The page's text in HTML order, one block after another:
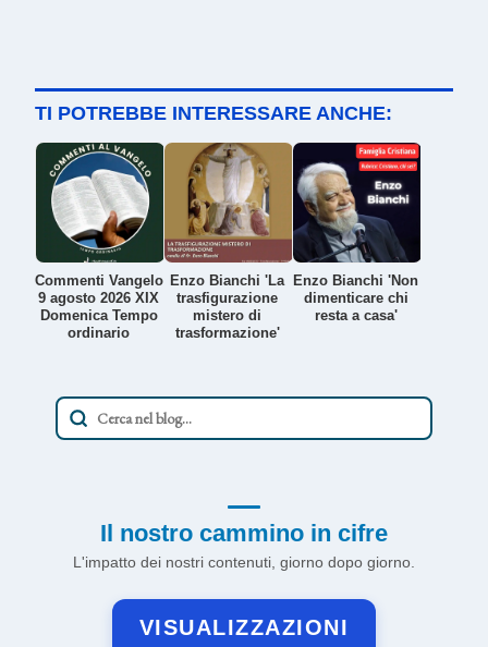
TI POTREBBE INTERESSARE ANCHE:
Commenti Vangelo
9 agosto 2026 XIX
Domenica Tempo
ordinario
Enzo Bianchi 'La
trasfigurazione
mistero di
trasformazione'
Enzo Bianchi 'Non
dimenticare chi
resta a casa'
Il nostro cammino in cifre
L'impatto dei nostri contenuti, giorno dopo giorno.
VISUALIZZAZIONI